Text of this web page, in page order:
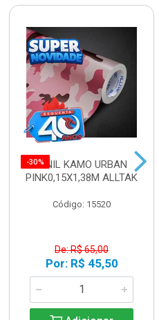
-30%VINIL KAMO URBAN
PINK0,15X1,38M ALLTAK
Código: 15520
De: R$ 65,00
Por: R$ 45,50